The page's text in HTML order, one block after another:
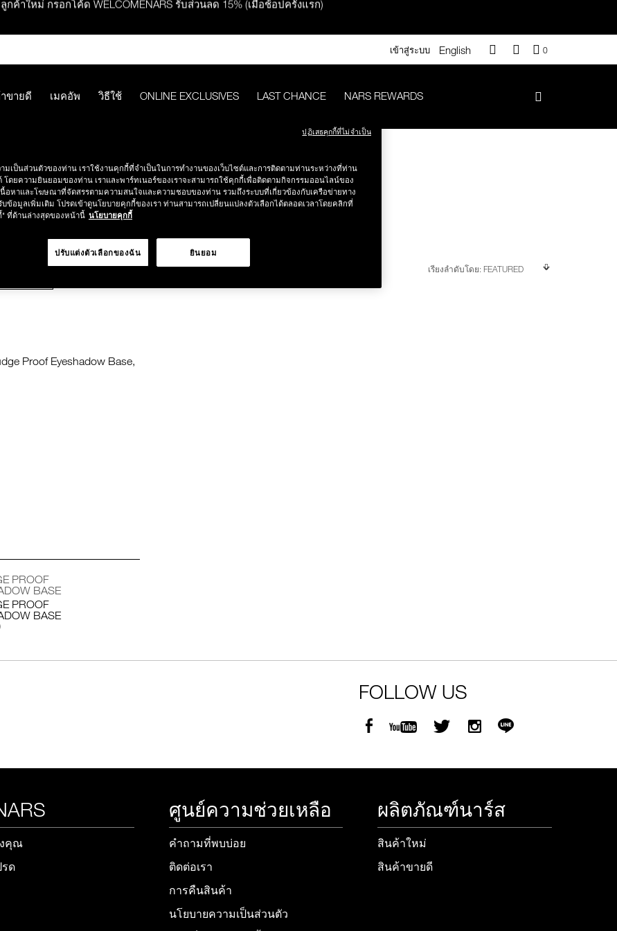
ช้อปครบ 3,000.- รับของสมนาคุณ มูลค่ารวม 1,000.-
คำสั่งซื้อ รับฟรี Light Reflecting™ Foundation 4 ml #Mont Blanc มูลค่า 500.-
ช้อป Quad Eyeshadow รับฟรี Mini Eyeshadow Brush มูลค่า 1,000 .-
ช้อป Insatiable Liquid Blush รับฟรี Finger Puff มูลค่า 250.-
Prismatic Powder รับฟรี Radiant Creamy Concealer 1.4 ml #Vanilla มูลค่า 700 .-
เข้าสู่ระบบ English
QUANTITY
0
ขายดี เมคอัพ วิธีใช้ ONLINE EXCLUSIVES LAST CHANCE NARS REWARDS
สี ราคา
PROOF
BASE
PROOF
BASE
FOLLOW US
คุณ
ด
ศูนย์ความช่วยเหลือ
คำถามที่พบบ่อย
ติดต่อเรา
การคืนสินค้า
นโยบายความเป็นส่วนตัว
ผลิตภัณฑ์นาร์ส
สินค้าใหม่
สินค้าขายดี
ามเป็นส่วนตัวของท่าน เราใช้งานคุกกี้ที่จำเป็นในการทำงานของเว็บไซต์และการติดตามท่านระหว่างที่ท่าน
โดยความยินยอมของท่าน เราและพาร์ทเนอร์ของเราจะสามารถใช้คุกกี้เพื่อติดตามกิจกรรมออนไลน์ของ
อหาและโฆษณาที่จัดสรรตามความสนใจและความชอบของท่าน รวมถึงระบบที่เกี่ยวข้องกับเครือข่ายทาง
ข้อมูลเพิ่มเติม โปรดเข้าดูนโยบายคุกกี้ของเรา ท่านสามารถเปลี่ยนแปลงตัวเลือกได้ตลอดเวลาโดยคลิกที่
" ที่ด้านล่างสุดของหน้านี้ นโยบายคุกกี้
ยินยอม
ปรับแต่งตัวเลือกของฉัน
ปฏิเสธคุกกี้ที่ไม่จำเป็น